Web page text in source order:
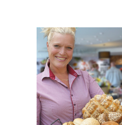
’t Dorp 109
5384 MB Heesch
0412 – 454646
info@bakkerij-